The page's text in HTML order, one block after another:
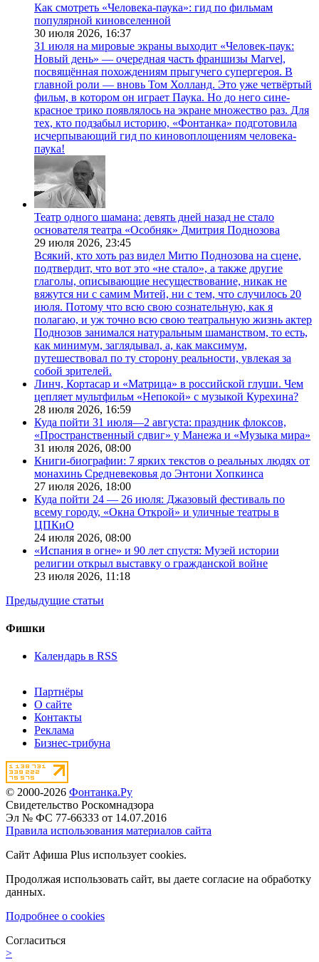
Как смотреть «Человека-паука»: гид по фильмам
популярной киновселенной
30 июля 2026, 16:37
31 июля на мировые экраны выходит «Человек-паук:
Новый день» — очередная часть франшизы Marvel,
посвящённая похождениям прыгучего супергероя. В
главной роли — вновь Том Холланд. Это уже четвёртый
фильм, в котором он играет Паука. Но до него сине-
красное трико появлялось на экране множество раз. Для
тех, кто подзабыл историю, «Фонтанка» подготовила
исчерпывающий гид по киновоплощениям человека-
паука!
Театр одного шамана: девять дней назад не стало
основателя театра «Особняк» Дмитрия Поднозова
29 июля 2026, 23:45
Всякий, кто хоть раз видел Митю Поднозова на сцене,
подтвердит, что вот это «не стало», а также другие
глаголы, описывающие несуществование, никак не
вяжутся ни с самим Митей, ни с тем, что случилось 20
июля. Потому что всю свою сознательную, как я
полагаю, и уж точно всю свою театральную жизнь актер
Поднозов занимался натуральным шаманством, то есть,
как минимум, заглядывал, а, как максимум,
путешествовал по ту сторону реальности, увлекая за
собой зрителей.
Линч, Кортасар и «Матрица» в российской глуши. Чем
цепляет мультфильм «Непокой» с музыкой Курехина?
28 июля 2026, 16:59
Куда пойти 31 июля—2 августа: праздник флоксов,
«Пространственный сдвиг» у Манежа и «Музыка мира»
31 июля 2026, 08:00
Книги-биографии: 7 ярких текстов о реальных людях от
монахинь Средневековья до Энтони Хопкинса
27 июля 2026, 18:00
Куда пойти 24 — 26 июля: Джазовый фестиваль по
всему городу, «Окна Открой» и уличные театры в
ЦПКиО
24 июля 2026, 08:00
«Испания в огне» и 90 лет спустя: Музей истории
религии открыл выставку о гражданской войне
23 июля 2026, 11:18
Предыдущие статьи
Фишки
Календарь в RSS
Партнёры
О сайте
Контакты
Реклама
Бизнес-трибуна
© 2000-2026 Фонтанка.Ру
Свидетельство Роскомнадзора
Эл № ФС 77-66333 от 14.07.2016
Правила использования материалов сайта
Сайт Афиша Plus использует cookies.
Продолжая использовать сайт, вы даете согласие на обработку
данных.
Подробнее о cookies
Согласиться
>